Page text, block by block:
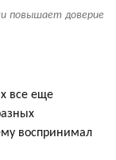
повышает доверие
все еще
воспринимал